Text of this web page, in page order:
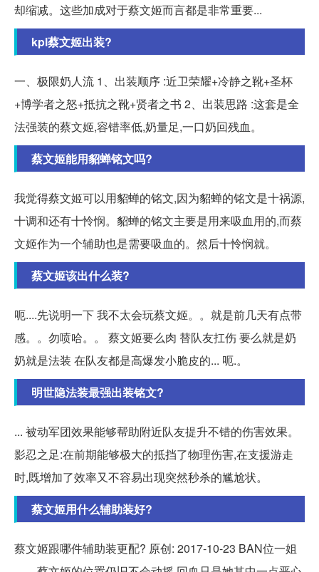
却缩减。这些加成对于蔡文姬而言都是非常重要...
kpl蔡文姬出装?
一、极限奶人流 1、出装顺序 :近卫荣耀+冷静之靴+圣杯
+博学者之怒+抵抗之靴+贤者之书 2、出装思路 :这套是全
法强装的蔡文姬,容错率低,奶量足,一口奶回残血。
蔡文姬能用貂蝉铭文吗?
我觉得蔡文姬可以用貂蝉的铭文,因为貂蝉的铭文是十祸源,
十调和还有十怜悯。貂蝉的铭文主要是用来吸血用的,而蔡
文姬作为一个辅助也是需要吸血的。然后十怜悯就。
蔡文姬该出什么装?
呃....先说明一下 我不太会玩蔡文姬。。就是前几天有点带
感。。勿喷哈。。 蔡文姬要么肉 替队友扛伤 要么就是奶
奶就是法装 在队友都是高爆发小脆皮的... 呃.。
明世隐法装最强出装铭文?
... 被动军团效果能够帮助附近队友提升不错的伤害效果。
影忍之足:在前期能够极大的抵挡了物理伤害,在支援游走
时,既增加了效率又不容易出现突然秒杀的尴尬状。
蔡文姬用什么辅助装好?
蔡文姬跟哪件辅助装更配? 原创: 2017-10-23 BAN位一姐